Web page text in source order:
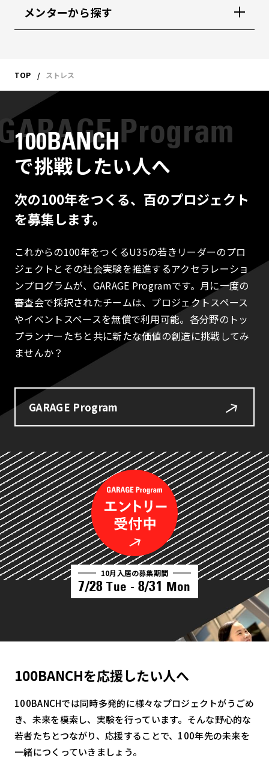
メンターから探す
TOP ストレス
100BANCH
で挑戦したい人へ
次の100年をつくる、百のプロジェクト
を募集します。
これからの100年をつくるU35の若きリーダーのプロ
ジェクトとその社会実験を推進するアクセラレーショ
ンプログラムが、GARAGE Programです。月に一度の
審査会で採択されたチームは、プロジェクトスペース
やイベントスペースを無償で利用可能。各分野のトッ
プランナーたちと共に新たな価値の創造に挑戦してみ
ませんか？
GARAGE Program
10月入居の募集期間
7/28 Tue - 8/31 Mon
100BANCHを応援したい人へ
100BANCHでは同時多発的に様々なプロジェクトがうごめ
き、未来を模索し、実験を行っています。そんな野心的な
若者たちとつながり、応援することで、100年先の未来を
一緒につくっていきましょう。